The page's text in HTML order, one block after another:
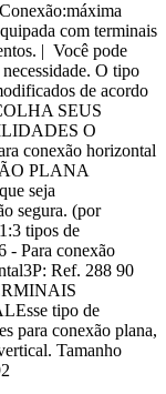
com terminais
| Você pode
O tipo
de acordo
SEUS
O
conexão horizontal
PLANA
seja
segura. (por
tipos de
- Para conexão
Ref. 288 90
tipo de
para conexão plana,
Tamanho